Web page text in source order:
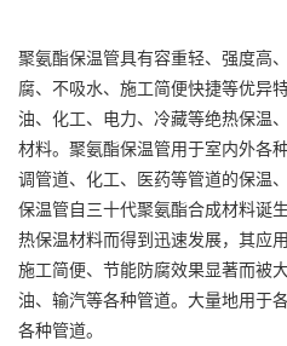
聚氨酯保温管具有容重轻、强度高
腐、不吸水、施工简便快捷等优异
油、化工、电力、冷藏等绝热保温
材料。聚氨酯保温管用于室内外各
调管道、化工、医药等管道的保
保温管自三十代聚氨酯合成材料诞
热保温材料而得到迅速发展，其应
施工简便、节能防腐效果显著而被
油、输汽等各种管道。大量地用于
各种管道。